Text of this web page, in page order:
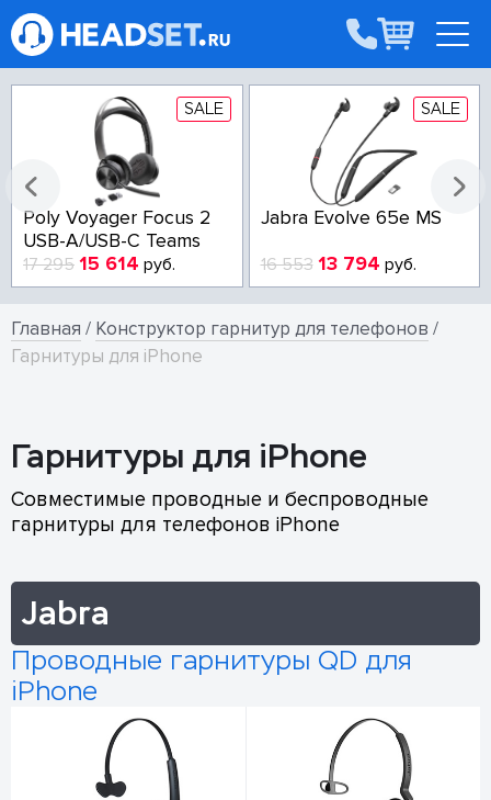
SALE
Poly Voyager Focus 2
USB-A/USB-C Teams
17 295 15 614 руб.
SALE
Jabra Evolve 65e MS
16 553 13 794 руб.
Главная / Конструктор гарнитур для телефонов /
Гарнитуры для iPhone
Гарнитуры для iPhone
Совместимые проводные и беспроводные
гарнитуры для телефонов iPhone
Jabra
Проводные гарнитуры QD для
iPhone